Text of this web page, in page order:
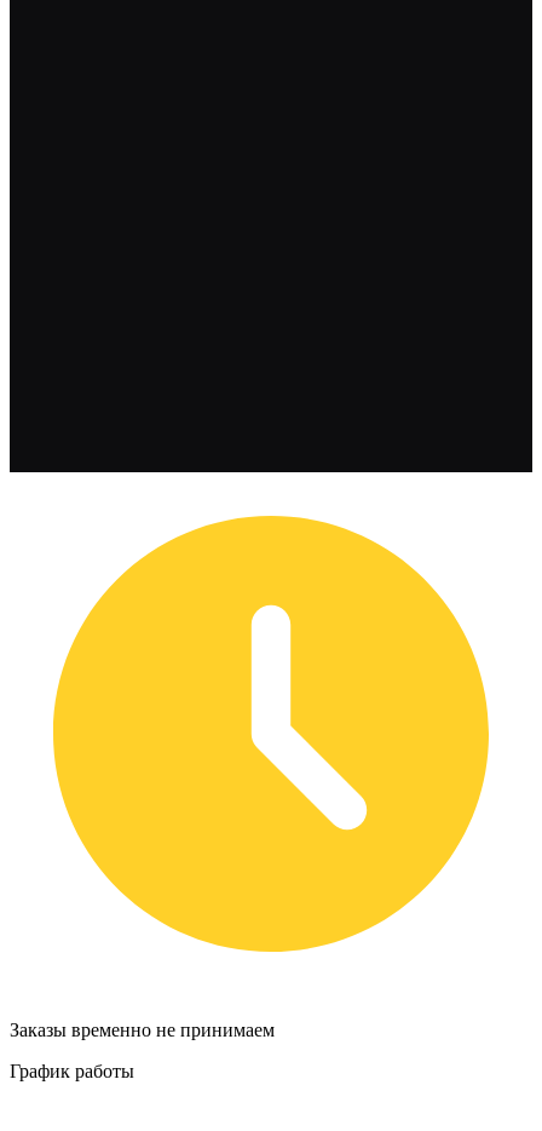
Заказы временно не принимаем
График работы